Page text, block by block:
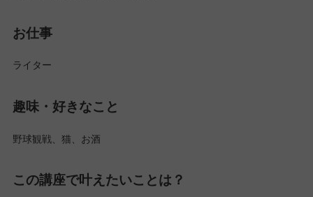
お仕事
ライター
趣味・好きなこと
野球観戦、猫、お酒
この講座で叶えたいことは？